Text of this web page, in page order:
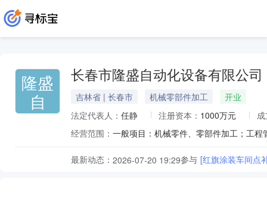
隆盛
自
长春市隆盛自动化设备有限公司
吉林省 | 长春市 机械零部件加工
开业
法定代表人： 任静 注册资本： 1000万元
经营范围：
最新动态： 2026-07-20 19:29参与 [红旗涂装车间点